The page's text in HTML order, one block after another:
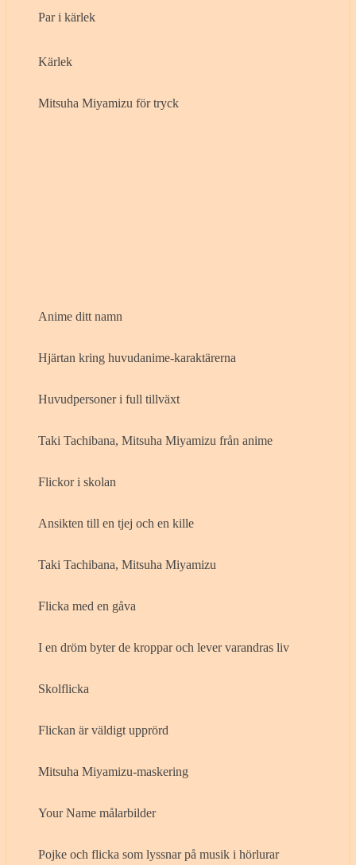
Par i kärlek
Kärlek
Mitsuha Miyamizu för tryck
Anime ditt namn
Hjärtan kring huvudanime-karaktärerna
Huvudpersoner i full tillväxt
Taki Tachibana, Mitsuha Miyamizu från anime
Flickor i skolan
Ansikten till en tjej och en kille
Taki Tachibana, Mitsuha Miyamizu
Flicka med en gåva
I en dröm byter de kroppar och lever varandras liv
Skolflicka
Flickan är väldigt upprörd
Mitsuha Miyamizu-maskering
Your Name målarbilder
Pojke och flicka som lyssnar på musik i hörlurar